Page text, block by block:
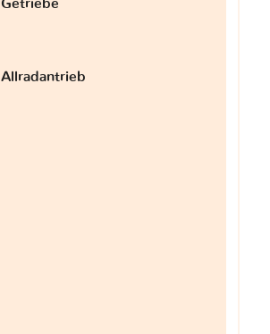
Getriebe
Allradantrieb